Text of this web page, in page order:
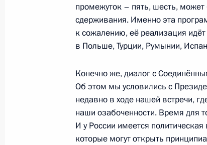
2 декабря 2011 года, пятница
Обращение к гражданам
2 декабря 2011 года, 04:00
29 ноября 2011 года, вторник
Совещание с руководством
29 ноября 2011 года, 14:30
промежуток – пять, шесть,
сдерживания. Именно эта
к сожалению, её реализация
в Польше, Турции, Румынии,
Конечно же, диалог с
Об этом мы условились с
недавно в ходе нашей встречи,
наши озабоченности. Время для
И у России имеется
которые могут открыть